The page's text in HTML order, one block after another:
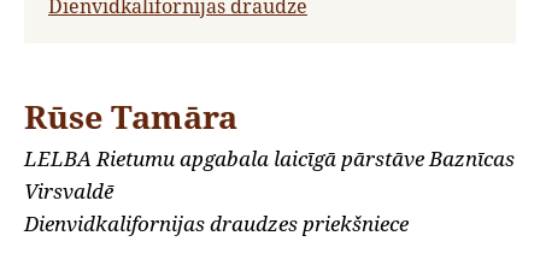
Dienvidkalifornijas draudze
Rūse Tamāra
LELBA Rietumu apgabala laicīgā pārstāve Baznīcas
Virsvaldē
Dienvidkalifornijas draudzes priekšniece